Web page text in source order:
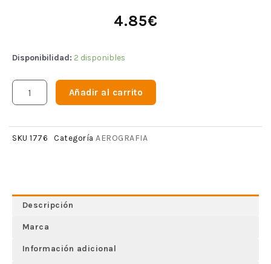
4.85€
Disponibilidad: 2 disponibles
Añadir al carrito
SKU 1776 Categoría AEROGRAFIA
Descripción
Marca
Información adicional